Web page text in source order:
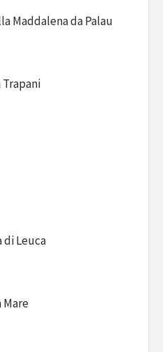
Maddalena da Palau
Trapani
di Leuca
Mare